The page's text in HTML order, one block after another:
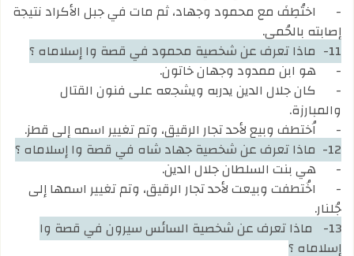
-
اختُطِفَ مع محمود وجهاد، ثم مات في جبل الأكراد نتيجة
إصابته بالحُمى.
11-
ماذا تعرف عن شخصية محمود في قصة وا إسلاماه ؟
-
هو ابن ممدود وجهان خاتون.
-
كان جلال الدين يدربه ويشجعه على فنون القتال
والمبارزة.
-
اُختطف وبيع لأحد تجار الرقيق، وتم تغيير اسمه إلى قطز.
12- ماذا تعرف عن شخصية جهاد شاه في قصة وا إسلاماه ؟
-
هي بنت السلطان جلال الدين.
-
اخُتطفت وبيعت لأحد تجار الرقيق، وتم تغيير اسمها إلى
جُلنار.
13-
ماذا تعرف عن شخصية السائس سيرون في قصة وا
إسلاماه ؟